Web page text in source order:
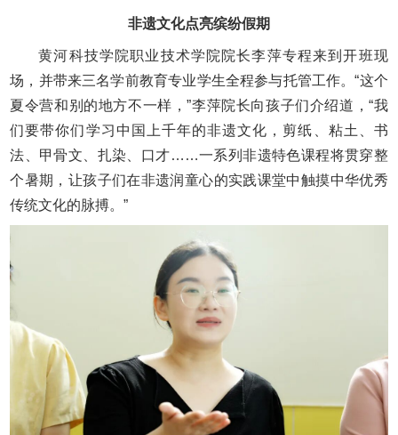
非遗文化点亮缤纷假期
黄河科技学院职业技术学院院长李萍专程来到开班现
场，并带来三名学前教育专业学生全程参与托管工作。“这个
夏令营和别的地方不一样，”李萍院长向孩子们介绍道，“我
们要带你们学习中国上千年的非遗文化，剪纸、粘土、书
法、甲骨文、扎染、口才……一系列非遗特色课程将贯穿整
个暑期，让孩子们在非遗润童心的实践课堂中触摸中华优秀
传统文化的脉搏。”